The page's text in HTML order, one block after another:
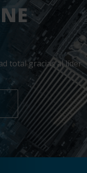
total gracias al líder